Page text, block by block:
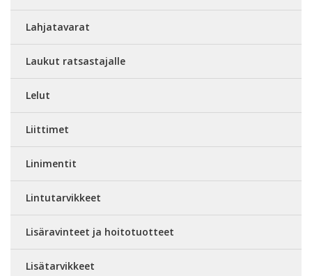
Lahjatavarat
Laukut ratsastajalle
Lelut
Liittimet
Linimentit
Lintutarvikkeet
Lisäravinteet ja hoitotuotteet
Lisätarvikkeet